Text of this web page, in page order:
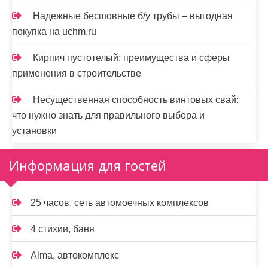
Надежные бесшовные б/у трубы – выгодная
покупка на uchm.ru
Кирпич пустотелый: преимущества и сферы
применения в строительстве
Несущественная способность винтовых свай:
что нужно знать для правильного выбора и
установки
Информация для гостей
25 часов, сеть автомоечных комплексов
4 стихии, баня
Alma, автокомплекс